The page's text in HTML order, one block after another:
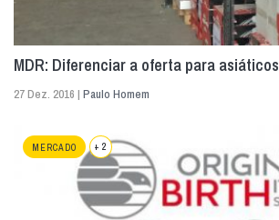
MDR: Diferenciar a oferta para asiáticos
27 Dez. 2016 | Paulo Homem
MERCADO + 2